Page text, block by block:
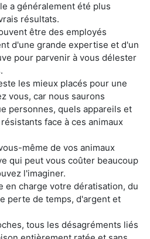
a généralement été plus
résultats.
être des employés
d'une grande expertise et d'un
pour parvenir à vous délester
les mieux placés pour une
vous, car nous saurons
personnes, quels appareils et
face à ces animaux
même de vos animaux
qui peut vous coûter beaucoup
l'imaginer.
en charge votre dératisation, du
perte de temps, d'argent et
tous les désagréments liés